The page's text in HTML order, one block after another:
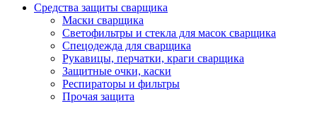
Средства защиты сварщика
Маски сварщика
Светофильтры и стекла для масок сварщика
Спецодежда для сварщика
Рукавицы, перчатки, краги сварщика
Защитные очки, каски
Респираторы и фильтры
Прочая защита